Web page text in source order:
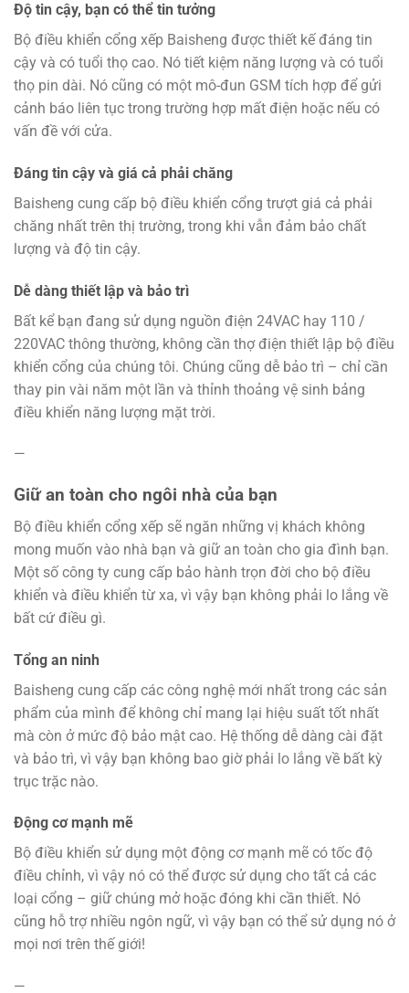
Độ tin cậy, bạn có thể tin tưởng
Bộ điều khiển cổng xếp Baisheng được thiết kế đáng tin
cậy và có tuổi thọ cao. Nó tiết kiệm năng lượng và có tuổi
thọ pin dài. Nó cũng có một mô-đun GSM tích hợp để gửi
cảnh báo liên tục trong trường hợp mất điện hoặc nếu có
vấn đề với cửa.
Đáng tin cậy và giá cả phải chăng
Baisheng cung cấp bộ điều khiển cổng trượt giá cả phải
chăng nhất trên thị trường, trong khi vẫn đảm bảo chất
lượng và độ tin cậy.
Dễ dàng thiết lập và bảo trì
Bất kể bạn đang sử dụng nguồn điện 24VAC hay 110 /
220VAC thông thường, không cần thợ điện thiết lập bộ điều
khiển cổng của chúng tôi. Chúng cũng dễ bảo trì – chỉ cần
thay pin vài năm một lần và thỉnh thoảng vệ sinh bảng
điều khiển năng lượng mặt trời.
—
Giữ an toàn cho ngôi nhà của bạn
Bộ điều khiển cổng xếp sẽ ngăn những vị khách không
mong muốn vào nhà bạn và giữ an toàn cho gia đình bạn.
Một số công ty cung cấp bảo hành trọn đời cho bộ điều
khiển và điều khiển từ xa, vì vậy bạn không phải lo lắng về
bất cứ điều gì.
Tổng an ninh
Baisheng cung cấp các công nghệ mới nhất trong các sản
phẩm của mình để không chỉ mang lại hiệu suất tốt nhất
mà còn ở mức độ bảo mật cao. Hệ thống dễ dàng cài đặt
và bảo trì, vì vậy bạn không bao giờ phải lo lắng về bất kỳ
trục trặc nào.
Động cơ mạnh mẽ
Bộ điều khiển sử dụng một động cơ mạnh mẽ có tốc độ
điều chỉnh, vì vậy nó có thể được sử dụng cho tất cả các
loại cổng – giữ chúng mở hoặc đóng khi cần thiết. Nó
cũng hỗ trợ nhiều ngôn ngữ, vì vậy bạn có thể sử dụng nó ở
mọi nơi trên thế giới!
—